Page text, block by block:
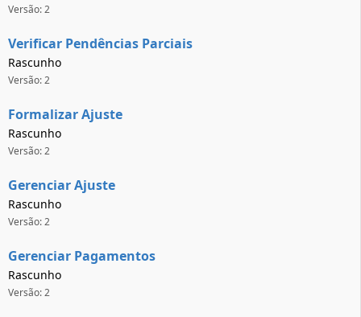
Versão: 2
Verificar Pendências Parciais
Rascunho
Versão: 2
Formalizar Ajuste
Rascunho
Versão: 2
Gerenciar Ajuste
Rascunho
Versão: 2
Gerenciar Pagamentos
Rascunho
Versão: 2